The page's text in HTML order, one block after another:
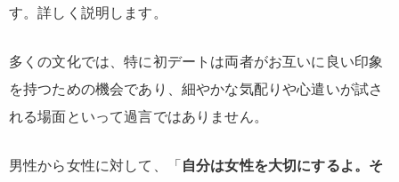
す。詳しく説明します。
多くの文化では、特に初デートは両者がお互いに良い印象
を持つための機会であり、細やかな気配りや心遣いが試さ
れる場面といって過言ではありません。
男性から女性に対して、「 自分は女性を大切にするよ。そ